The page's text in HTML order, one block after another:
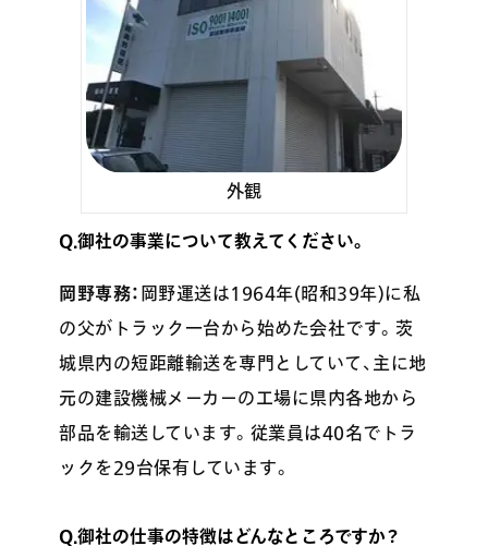
外観
Q.御社の事業について教えてください。
岡野専務： 岡野運送は1964年(昭和39年)に私
の父がトラック一台から始めた会社です。茨
城県内の短距離輸送を専門としていて、主に地
元の建設機械メーカーの工場に県内各地から
部品を輸送しています。従業員は40名でトラ
ックを29台保有しています。
Q.御社の仕事の特徴はどんなところですか？